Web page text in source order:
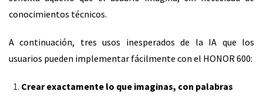
conocimientos técnicos.
A continuación, tres usos inesperados de la IA que los
usuarios pueden implementar fácilmente con el HONOR 600:
Crear exactamente lo que imaginas, con palabras